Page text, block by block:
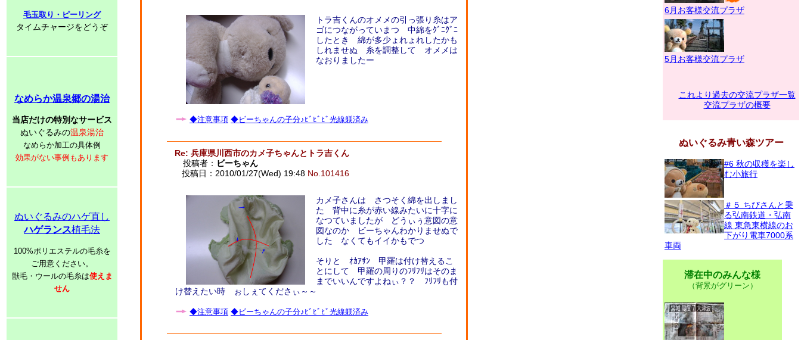
毛玉取り・ピーリング
タイムチャージをどうぞ
なめらか温泉郷の湯治
当店だけの特別なサービス
ぬいぐるみの温泉湯治
なめらか加工の具体例
効果がない事例もあります
ぬいぐるみのハゲ直し
ハゲランス植毛法
100%ポリエステルの毛糸を
ご用意ください。
獣毛・ウールの毛糸は使えま
せん
トラ吉くんのオメメの引っ張り糸はア
ゴにつながっていまつ 中綿をｸﾞﾆｸﾞﾆ
したとき 綿が多少ょれょれしたかも
しれませぬ 糸を調整して オメメは
なおりましたー
◆注意事項 ◆ビーちゃんの子分♪ﾋﾞﾋﾞﾋﾞ光線躾済み
Re: 兵庫県川西市のカメ子ちゃんとトラ吉くん
投稿者： ビーちゃん
投稿日：2010/01/27(Wed) 19:48 No.101416
カメ子さんは さつそく綿を出しまし
た 背中に糸が赤い線みたいに十字に
なつていましたが どうぃぅ意図の意
図なのか ビーちゃんわかりませぬで
した なくてもイイかもでつ
そりと ｵｶｱｻﾝ 甲羅は付け替えるこ
とにして 甲羅の周りのﾌﾘﾌﾘはそのま
までいいんですよねぃ？？ ﾌﾘﾌﾘも付
け替えたい時 ぉしぇてくださぃ～～
◆注意事項 ◆ビーちゃんの子分♪ﾋﾞﾋﾞﾋﾞ光線躾済み
6月お客様交流プラザ
5月お客様交流プラザ
これより過去の交流プラザ一覧
交流プラザの概要
ぬいぐるみ青い森ツアー
#6 秋の収穫を楽し
む小旅行
＃５ ちびさんと乗
る弘南鉄道・弘南
線 東急東横線のお
下がり電車7000系
車両
滞在中のみんな様
（背景がグリーン）